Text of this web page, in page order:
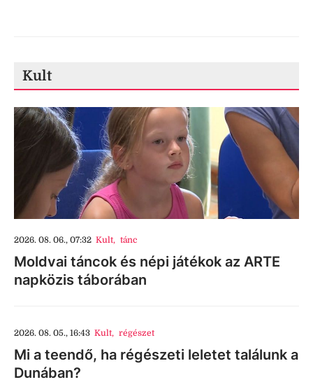
Kult
2026. 08. 06., 07:32 Kult, tánc
Moldvai táncok és népi játékok az ARTE
napközis táborában
2026. 08. 05., 16:43 Kult, régészet
Mi a teendő, ha régészeti leletet találunk a
Dunában?